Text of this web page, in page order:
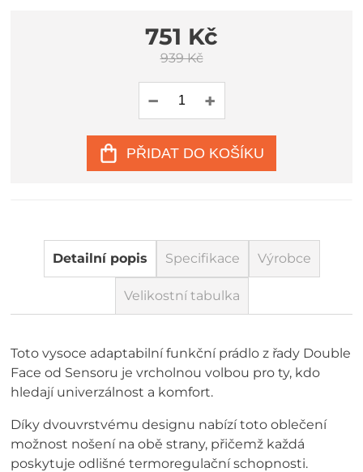
751 Kč
939 Kč
PŘIDAT DO KOŠÍKU
Detailní popis Specifikace Výrobce
Velikostní tabulka
Toto vysoce adaptabilní funkční prádlo z řady Double
Face od Sensoru je vrcholnou volbou pro ty, kdo
hledají univerzálnost a komfort.
Díky dvouvrstvému designu nabízí toto oblečení
možnost nošení na obě strany, přičemž každá
poskytuje odlišné termoregulační schopnosti.